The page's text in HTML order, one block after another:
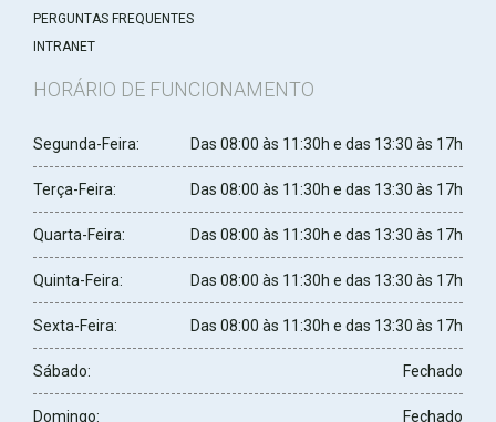
PERGUNTAS FREQUENTES
INTRANET
HORÁRIO DE FUNCIONAMENTO
Segunda-Feira: Das 08:00 às 11:30h e das 13:30 às 17h
Terça-Feira: Das 08:00 às 11:30h e das 13:30 às 17h
Quarta-Feira: Das 08:00 às 11:30h e das 13:30 às 17h
Quinta-Feira: Das 08:00 às 11:30h e das 13:30 às 17h
Sexta-Feira: Das 08:00 às 11:30h e das 13:30 às 17h
Sábado: Fechado
Domingo: Fechado